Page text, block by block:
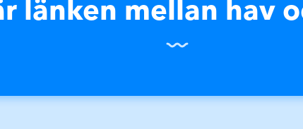
länken mellan hav